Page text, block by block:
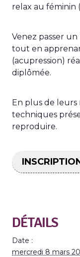
relax au féminin
Venez passer
tout en
(acupression)
diplômée.
En plus de leurs
techniques
reproduire.
DÉTAILS
Date :
mercredi 8 mars